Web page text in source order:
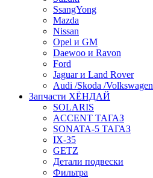
SsangYong
Mazda
Nissan
Opel и GM
Daewoo и Ravon
Ford
Jaguar и Land Rover
Audi /Skoda /Volkswagen
Запчасти ХЁНДАЙ
SOLARIS
ACCENT ТАГАЗ
SONATA-5 ТАГАЗ
IX-35
GETZ
Детали подвески
Фильтра